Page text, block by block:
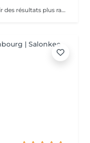
Ce traitement avancé permet d'obtenir des résultats plus rapides et plus durables, répondant ainsi à notre engagement de toujours privilégier le bien-être de nos clients. Les avantages de la radiofréquence: 1. Efficacité prouvée: La radiofréquence stimule la production de collagène et l'élastine, améliorant ainsi la fermeté et l'élasticité de la peau. 2. Résultats rapides: Dès les premières séances, vous pourrez observer une peau plus lisse, tonifiée et rajeunie. 3. Traitement non-invasif: La radiofréquence est une méthode sûre et non-chirurgicale, offrant une alternative douce aux interventions plus invasives. 4. Polyvalence: Ce traitement convient à divers types de peau et peut cibler plusieurs zones du corps, y compris le visage, le cou, l'abdomen et les cuisses. 5. Durabilité des résultats: En suivant un protocole de soins régulier, les effets de la radiofréquence se prolongent sur le long terme, apportant une amélioration continue de la texture et de l'apparence de la peau. Les contres indications: Bien que la radiofréquence soit largement reconnue pour sa sécurité et son efficacité, certaines contre-indications doivent être prises en compte: 1. Grossesse et allaitement: Il est déconseillé de subir un traitement à la radiofréquence pendant la grossesse ou l'allaitement. 2. Dispositifs médicaux implantés: Les personnes portant un pacemaker ou d'autres implants électroniques ne doivent pas utiliser ce traitement. 3. Problèmes de peau actifs: les affections cutanées